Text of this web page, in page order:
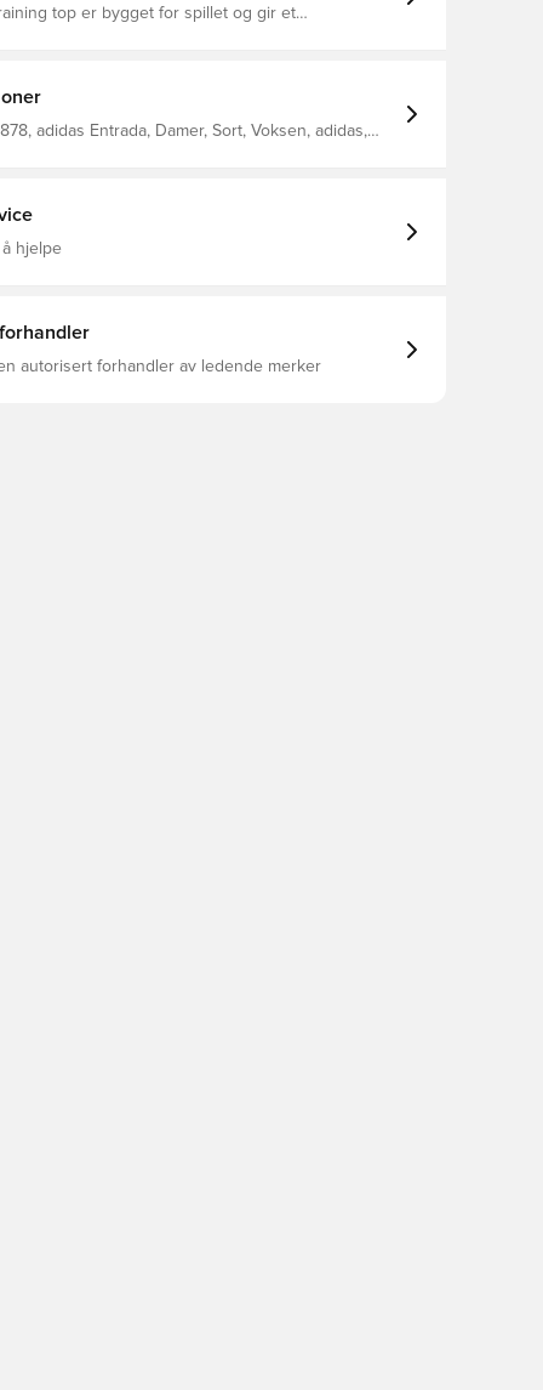
top er bygget for spillet og gir et
deg komfortabel selv etter avspark
justere ventilasjonen etter behov 100%
adidas Entrada, Damer, Sort, Voksen, adidas,
hjelpe
autorisert forhandler av ledende merker